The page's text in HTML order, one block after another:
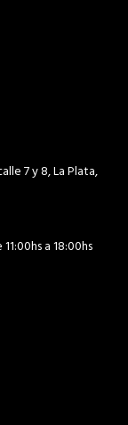
7 y 8, La Plata,
a 18:00hs